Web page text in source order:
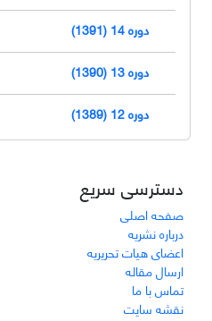
دوره 14 (1391)
دوره 13 (1390)
دوره 12 (1389)
دسترسی سریع
صفحه اصلی
درباره نشریه
اعضای هیات تحریریه
ارسال مقاله
تماس با ما
نقشه سایت